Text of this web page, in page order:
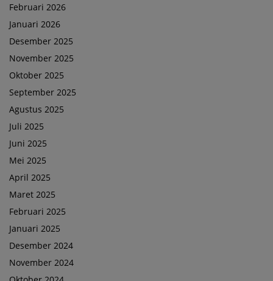
Februari 2026
Januari 2026
Desember 2025
November 2025
Oktober 2025
September 2025
Agustus 2025
Juli 2025
Juni 2025
Mei 2025
April 2025
Maret 2025
Februari 2025
Januari 2025
Desember 2024
November 2024